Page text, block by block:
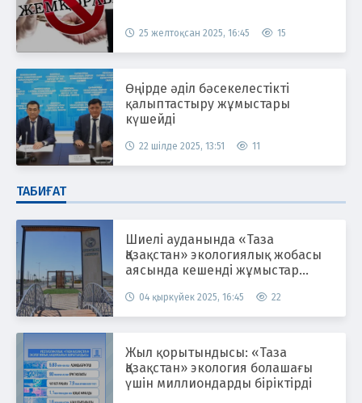
25 желтоқсан 2025, 16:45 15
Өңірде әділ бәсекелестікті
қалыптастыру жұмыстары
күшейді
22 шілде 2025, 13:51 11
ТАБИҒАТ
Шиелі ауданында «Таза
Қазақстан» экологиялық жобасы
аясында кешенді жұмыстар
04 қыркүйек 2025, 16:45 22
Жыл қорытындысы: «Таза
Қазақстан» экология болашағы
үшін миллиондарды біріктірді